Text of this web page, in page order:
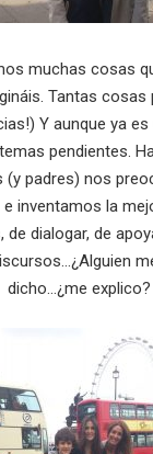
muchas cosas
Tantas cosas
Y aunque ya
pendientes.
(y padres) nos
inventamos la
dialogar, de
dicho…¿me explico?